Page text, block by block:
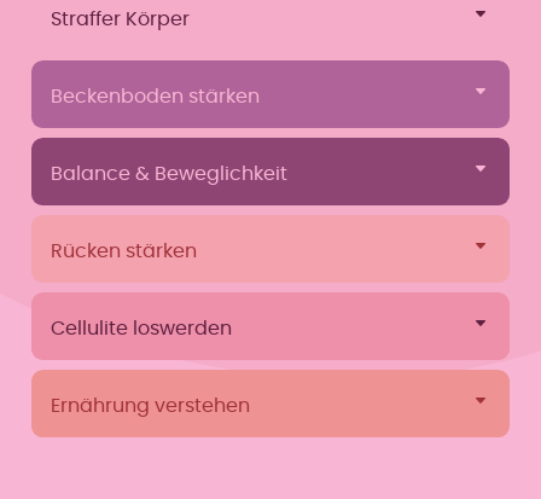
Straffer Körper
Beckenboden stärken
Balance & Beweglichkeit
Rücken stärken
Cellulite loswerden
Ernährung verstehen